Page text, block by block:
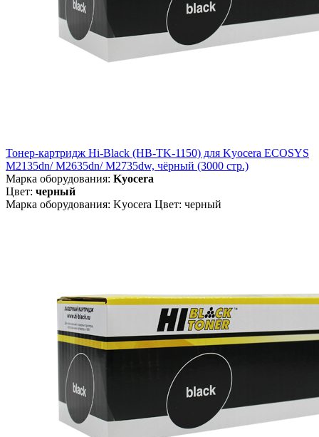
Тонер-картридж Hi-Black (HB-TK-1150) для Kyocera ECOSYS
M2135dn/ M2635dn/ M2735dw, чёрный (3000 стр.)
Марка оборудования: Kyocera
Цвет: черный
Марка оборудования: Kyocera Цвет: черный